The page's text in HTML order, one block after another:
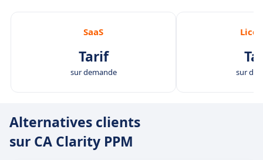
SaaS
Tarif
sur demande sur
Alternatives clients
sur CA Clarity PPM